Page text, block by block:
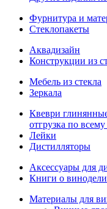
Фурнитура и
Стеклопакеты
Аквадизайн
Конструкции из
Мебель из стекла
Зеркала
Квеври
отгрузка по
Лейки
Дистилляторы
Аксессуары для
Книги о
Материалы для